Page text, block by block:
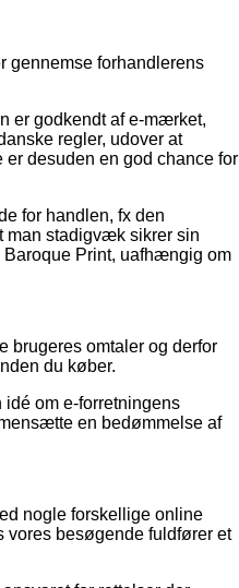
gennemse forhandlerens
er godkendt af e-mærket,
regler, udover at
desuden en god chance for
for handlen, fx den
man stadigvæk sikrer sin
Baroque Print, uafhængig om
brugeres omtaler og derfor
du køber.
idé om e-forretningens
en bedømmelse af
nogle forskellige online
vores besøgende fuldfører et